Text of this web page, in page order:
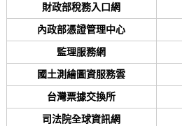
財政部稅務入口網
內政部憑證管理中心
監理服務網
國土測繪圖資服務雲
台灣票據交換所
司法院全球資訊網